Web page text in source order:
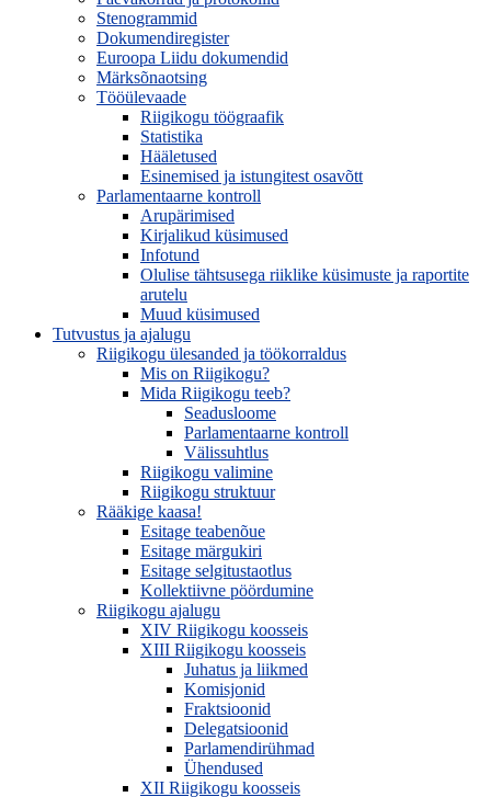
Stenogrammid
Dokumendiregister
Euroopa Liidu dokumendid
Märksõnaotsing
Tööülevaade
Riigikogu töögraafik
Statistika
Hääletused
Esinemised ja istungitest osavõtt
Parlamentaarne kontroll
Arupärimised
Kirjalikud küsimused
Infotund
Olulise tähtsusega riiklike küsimuste ja raportite
arutelu
Muud küsimused
Tutvustus ja ajalugu
Riigikogu ülesanded ja töökorraldus
Mis on Riigikogu?
Mida Riigikogu teeb?
Seadusloome
Parlamentaarne kontroll
Välissuhtlus
Riigikogu valimine
Riigikogu struktuur
Rääkige kaasa!
Esitage teabenõue
Esitage märgukiri
Esitage selgitustaotlus
Kollektiivne pöördumine
Riigikogu ajalugu
XIV Riigikogu koosseis
XIII Riigikogu koosseis
Juhatus ja liikmed
Komisjonid
Fraktsioonid
Delegatsioonid
Parlamendirühmad
Ühendused
XII Riigikogu koosseis